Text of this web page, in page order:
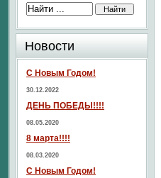
Новости
С Новым Годом!
30.12.2022
ДЕНЬ ПОБЕДЫ!!!!
08.05.2020
8 марта!!!!
08.03.2020
С Новым Годом!